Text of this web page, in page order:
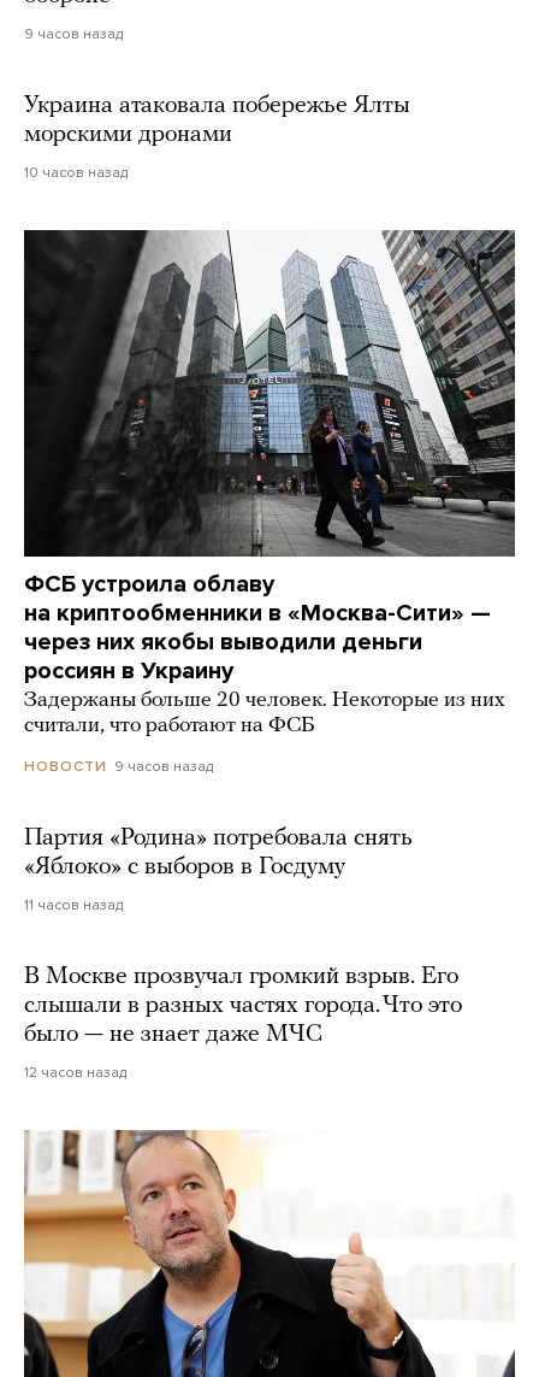
9 часов назад
Украина атаковала побережье Ялты
морскими дронами
10 часов назад
ФСБ устроила облаву
на криптообменники в «Москва-Сити» —
через них якобы выводили деньги
россиян в Украину
Задержаны больше 20 человек. Некоторые из них
считали, что работают на ФСБ
НОВОСТИ 9 часов назад
Партия «Родина» потребовала снять
«Яблоко» с выборов в Госдуму
11 часов назад
В Москве прозвучал громкий взрыв. Его
слышали в разных частях города. Что это
было — не знает даже МЧС
12 часов назад